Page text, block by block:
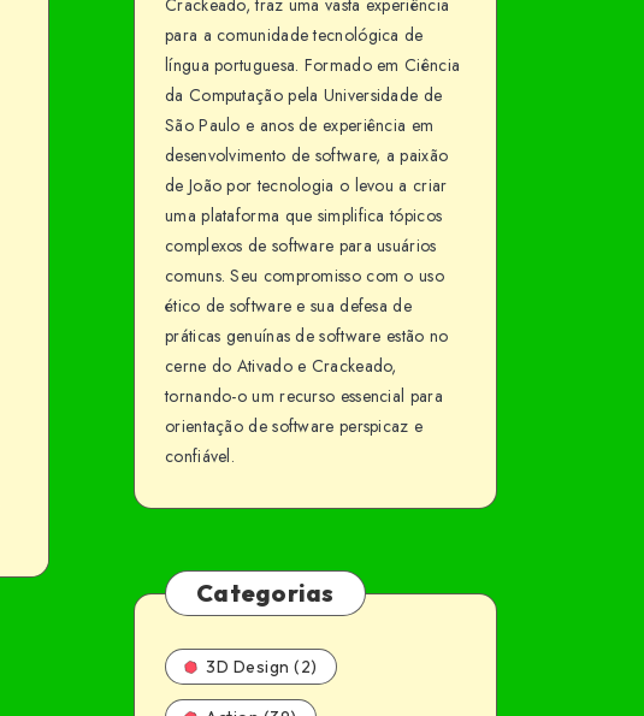
Facebook
Crackeado, traz uma vasta experiência
para a comunidade tecnológica de
língua portuguesa. Formado em Ciência
da Computação pela Universidade de
São Paulo e anos de experiência em
desenvolvimento de software, a paixão
de João por tecnologia o levou a criar
uma plataforma que simplifica tópicos
complexos de software para usuários
comuns. Seu compromisso com o uso
ético de software e sua defesa de
práticas genuínas de software estão no
cerne do Ativado e Crackeado,
tornando-o um recurso essencial para
orientação de software perspicaz e
confiável.
Categorias
3D Design (2)